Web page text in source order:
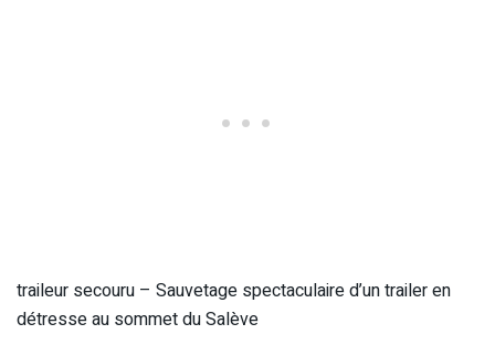
traileur secouru – Sauvetage spectaculaire d’un trailer en
détresse au sommet du Salève